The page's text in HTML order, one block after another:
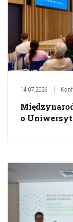
14.07.2026
o